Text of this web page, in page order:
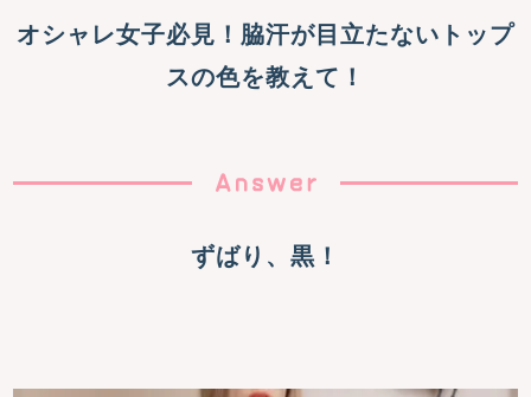
オシャレ女子必見！脇汗が目立たないトップ
スの色を教えて！
ずばり、黒！